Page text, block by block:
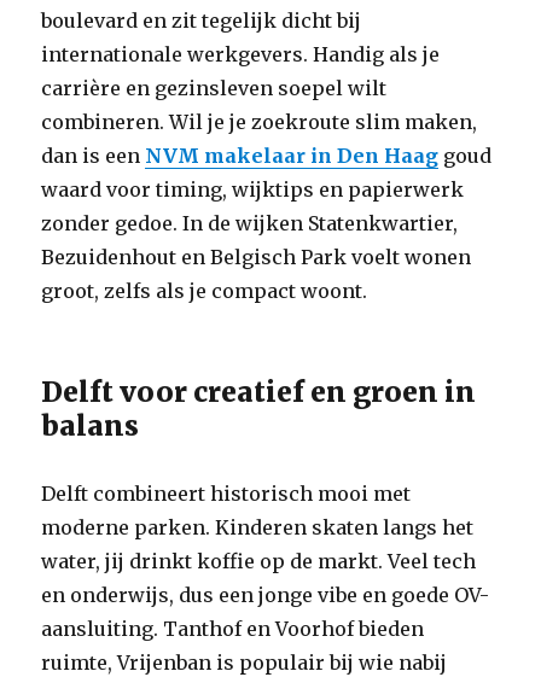
boulevard en zit tegelijk dicht bij
internationale werkgevers. Handig als je
carrière en gezinsleven soepel wilt
combineren. Wil je je zoekroute slim maken,
dan is een NVM makelaar in Den Haag goud
waard voor timing, wijktips en papierwerk
zonder gedoe. In de wijken Statenkwartier,
Bezuidenhout en Belgisch Park voelt wonen
groot, zelfs als je compact woont.
Delft voor creatief en groen in
balans
Delft combineert historisch mooi met
moderne parken. Kinderen skaten langs het
water, jij drinkt koffie op de markt. Veel tech
en onderwijs, dus een jonge vibe en goede OV-
aansluiting. Tanthof en Voorhof bieden
ruimte, Vrijenban is populair bij wie nabij